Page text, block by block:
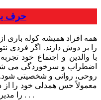
حرف
همه افراد همیشه کوله باری
را بر دوش دارند. اگر فردی
با والدین و اجتماع خود
اضطراب و سرخوردگی می
روحی، روانی و شخصیتی شود.
معمولاً حس همدلی خود را
را مدیریت کنند. در نتیجه بازتاب این اختلالات . . .